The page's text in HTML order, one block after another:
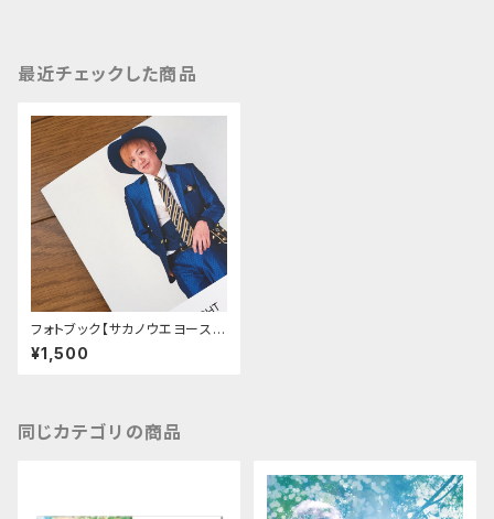
最近チェックした商品
フォトブック【サカノウエヨースケ
YOSUKE NIGHT 2017-スー
ツ篇-】
¥1,500
同じカテゴリの商品